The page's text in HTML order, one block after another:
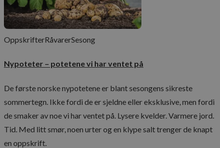
OppskrifterRåvarerSesong
Nypoteter – potetene vi har ventet på
De første norske nypotetene er blant sesongens sikreste
sommertegn. Ikke fordi de er sjeldne eller eksklusive, men fordi
de smaker av noe vi har ventet på. Lysere kvelder. Varmere jord.
Tid. Med litt smør, noen urter og en klype salt trenger de knapt
en oppskrift.